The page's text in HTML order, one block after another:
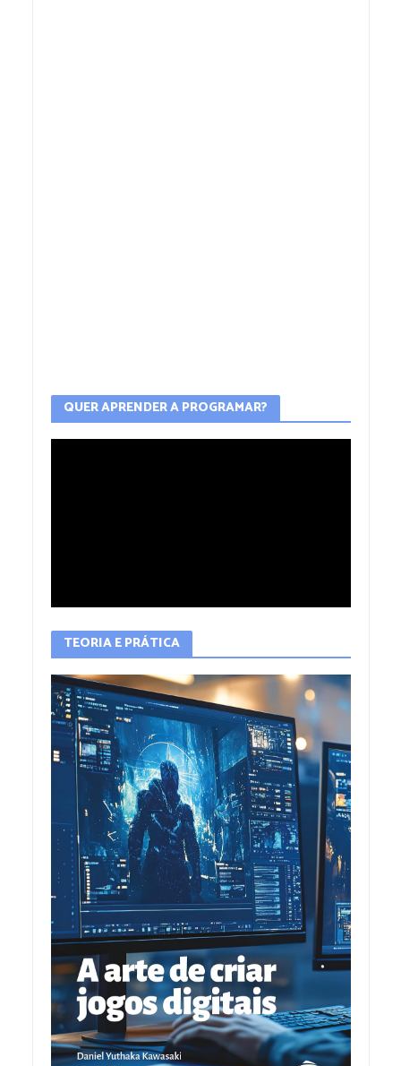
QUER APRENDER A PROGRAMAR?
TEORIA E PRÁTICA